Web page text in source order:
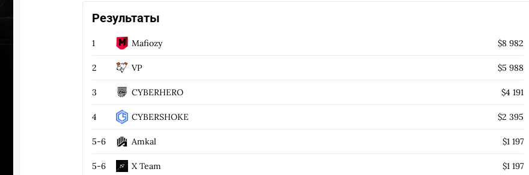
Результаты
1 Mafiozy $8 982
2 VP $5 988
3 CYBERHERO $4 191
4 CYBERSHOKE $2 395
5-6 Amkal $1 197
5-6 X Team $1 197